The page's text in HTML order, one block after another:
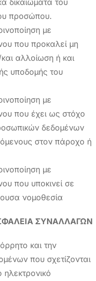
προσώπου.
με
που προκαλεί μη
αλλοίωση ή και
υποδομής του
με
που έχει ως στόχο
δεδομένων
στον πάροχο ή
με
που υποκινεί σε
νομοθεσία
ΣΥΝΑΛΛΑΓΩΝ
και την
που σχετίζονται